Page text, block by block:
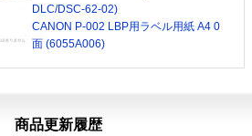
DLC/DSC-62-02)
CANON P-002 LBP用ラベル用紙 A4 0
面 (6055A006)
商品更新履歴